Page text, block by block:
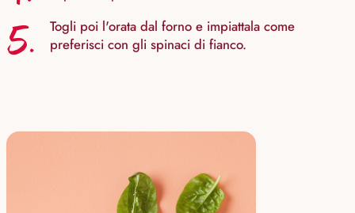
5.
Togli poi l'orata dal forno e impiattala come
preferisci con gli spinaci di fianco.